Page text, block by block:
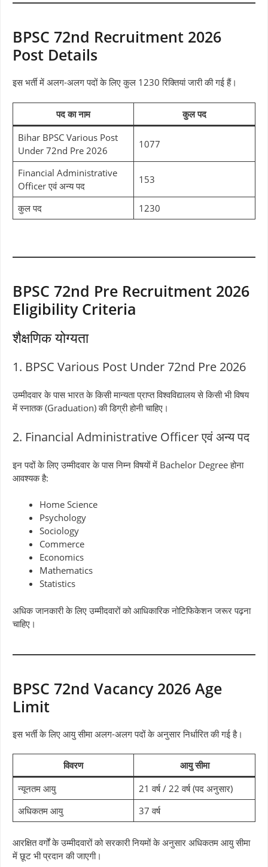
BPSC 72nd Recruitment 2026
Post Details
इस भर्ती में अलग-अलग पदों के लिए कुल 1230 रिक्तियां जारी की गई हैं।
पद का नाम
कुल पद
Bihar BPSC Various Post
Under 72nd Pre 2026
1077
Financial Administrative
Officer एवं अन्य पद
153
कुल पद 1230
BPSC 72nd Pre Recruitment 2026
Eligibility Criteria
शैक्षणिक योग्यता
1. BPSC Various Post Under 72nd Pre 2026
उम्मीदवार के पास भारत के किसी मान्यता प्राप्त विश्वविद्यालय से किसी भी विषय
में स्नातक (Graduation) की डिग्री होनी चाहिए।
2. Financial Administrative Officer एवं अन्य पद
इन पदों के लिए उम्मीदवार के पास निम्न विषयों में Bachelor Degree होना
आवश्यक है:
Home Science
Psychology
Sociology
Commerce
Economics
Mathematics
Statistics
अधिक जानकारी के लिए उम्मीदवारों को आधिकारिक नोटिफिकेशन जरूर पढ़ना
चाहिए।
BPSC 72nd Vacancy 2026 Age
Limit
इस भर्ती के लिए आयु सीमा अलग-अलग पदों के अनुसार निर्धारित की गई है।
विवरण
आयु सीमा
न्यूनतम आयु
21 वर्ष / 22 वर्ष (पद अनुसार)
अधिकतम आयु
37 वर्ष
आरक्षित वर्गों के उम्मीदवारों को सरकारी नियमों के अनुसार अधिकतम आयु सीमा
में छूट भी प्रदान की जाएगी।